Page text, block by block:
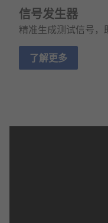
信号发生器
精准生成测试信号，
了解更多